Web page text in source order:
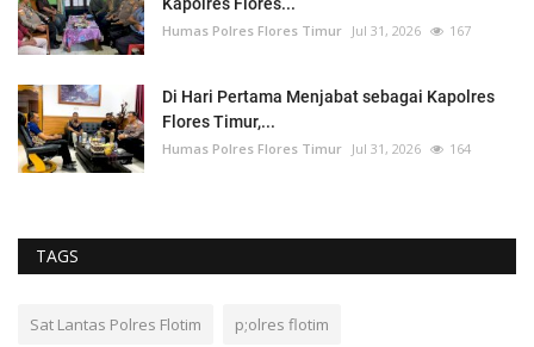
Kapolres Flores...
Humas Polres Flores Timur Jul 31, 2026 167
Di Hari Pertama Menjabat sebagai Kapolres
Flores Timur,...
Humas Polres Flores Timur Jul 31, 2026 164
TAGS
Sat Lantas Polres Flotim p;olres flotim